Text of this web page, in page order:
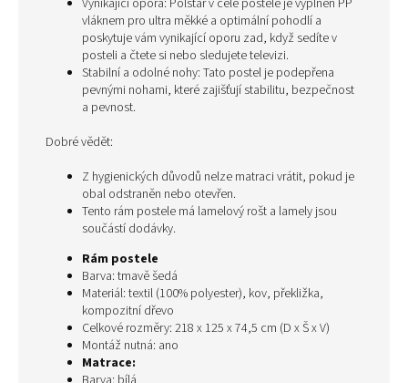
Vynikající opora: Polštář v čele postele je vyplněn PP
vláknem pro ultra měkké a optimální pohodlí a
poskytuje vám vynikající oporu zad, když sedíte v
posteli a čtete si nebo sledujete televizi.
Stabilní a odolné nohy: Tato postel je podepřena
pevnými nohami, které zajišťují stabilitu, bezpečnost
a pevnost.
Dobré vědět:
Z hygienických důvodů nelze matraci vrátit, pokud je
obal odstraněn nebo otevřen.
Tento rám postele má lamelový rošt a lamely jsou
součástí dodávky.
Rám postele
Barva: tmavě šedá
Materiál: textil (100% polyester), kov, překližka,
kompozitní dřevo
Celkové rozměry: 218 x 125 x 74,5 cm (D x Š x V)
Montáž nutná: ano
Matrace: